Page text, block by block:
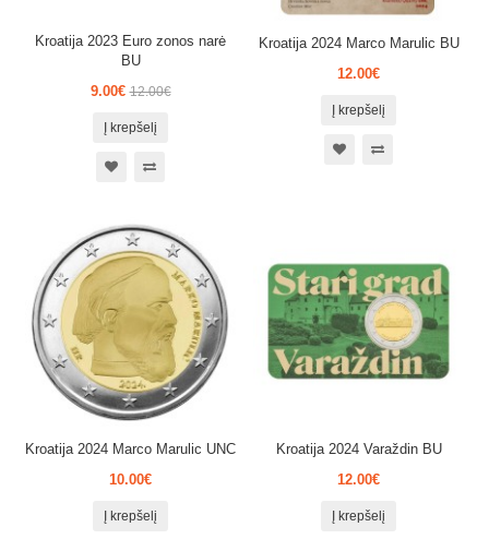
Kroatija 2023 Euro zonos narė
BU
9.00€ 12.00€
Į krepšelį
Kroatija 2024 Marco Marulic BU
12.00€
Į krepšelį
Kroatija 2024 Marco Marulic UNC
10.00€
Į krepšelį
Kroatija 2024 Varaždin BU
12.00€
Į krepšelį